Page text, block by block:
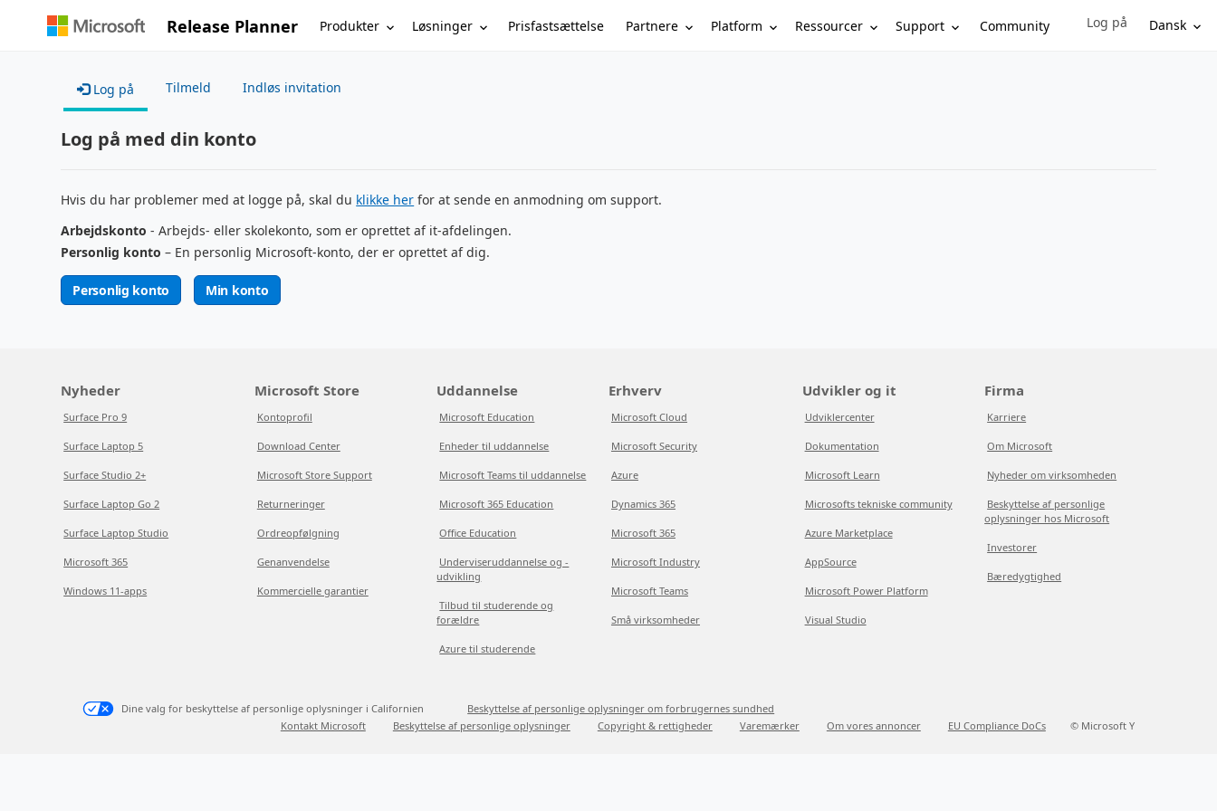
Release Planner Produkter Løsninger Prisfastsættelse Partnere Platform Ressourcer Support Community Sign in to your account
Log på Dansk
Log på Tilmeld Indløs invitation
Log på med din konto
Hvis du har problemer med at logge på, skal du klikke her for at sende en anmodning om support.
Arbejdskonto - Arbejds- eller skolekonto, som er oprettet af it-afdelingen.
Personlig konto – En personlig Microsoft-konto, der er oprettet af dig.
Personlig konto Min konto
Nyheder
Surface Pro 9
Surface Laptop 5
Surface Studio 2+
Surface Laptop Go 2
Surface Laptop Studio
Microsoft 365
Windows 11-apps
Microsoft Store
Kontoprofil
Download Center
Microsoft Store Support
Returneringer
Ordreopfølgning
Genanvendelse
Kommercielle garantier
Uddannelse
Microsoft Education
Enheder til uddannelse
Microsoft Teams til uddannelse
Microsoft 365 Education
Office Education
Underviseruddannelse og -
udvikling
Tilbud til studerende og
forældre
Azure til studerende
Erhverv
Microsoft Cloud
Microsoft Security
Azure
Dynamics 365
Microsoft 365
Microsoft Industry
Microsoft Teams
Små virksomheder
Udvikler og it
Udviklercenter
Dokumentation
Microsoft Learn
Microsofts tekniske community
Azure Marketplace
AppSource
Microsoft Power Platform
Visual Studio
Firma
Karriere
Om Microsoft
Nyheder om virksomheden
Beskyttelse af personlige
oplysninger hos Microsoft
Investorer
Bæredygtighed
Dine valg for beskyttelse af personlige oplysninger i Californien
Beskyttelse af personlige oplysninger om forbrugernes sundhed
Kontakt Microsoft
Beskyttelse af personlige oplysninger Copyright & rettigheder Varemærker Om vores annoncer EU Compliance DoCs © Microsoft Y